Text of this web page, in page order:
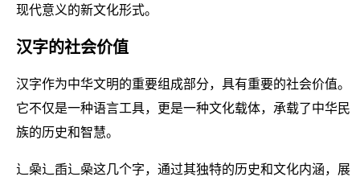
现代意义的新文化形式。
汉字的社会价值
汉字作为中华文明的重要组成部分，具有重要的社会价值。
它不仅是一种语言工具，更是一种文化载体，承载了中华民
族的历史和智慧。
辶喿辶臿辶喿这几个字，通过其独特的历史和文化内涵，展